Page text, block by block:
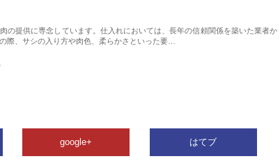
の提供に専念しています。仕入れにおいては、長年の信頼関係を築いた業者か
際、サシの入り方や肉色、柔らかさといった要…
google+ はてブ